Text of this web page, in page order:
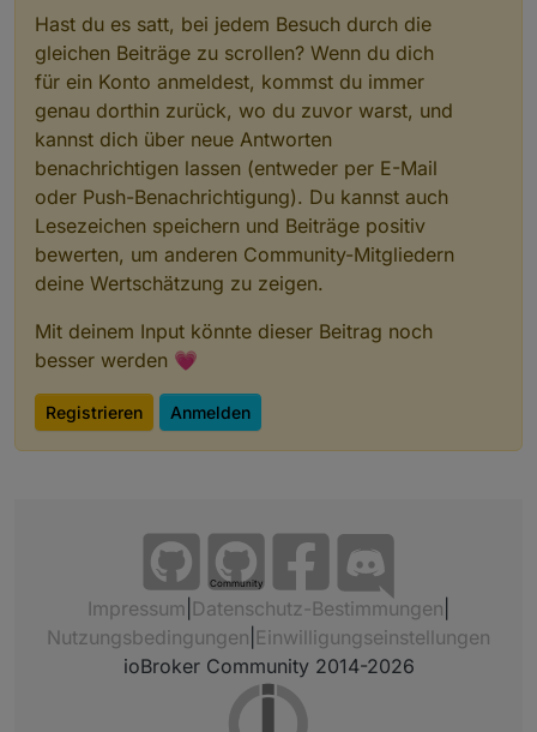
App auf Handy aufrufen
Hast du es satt, bei jedem Besuch durch die
gleichen Beiträge zu scrollen? Wenn du dich
für ein Konto anmeldest, kommst du immer
genau dorthin zurück, wo du zuvor warst, und
kannst dich über neue Antworten
benachrichtigen lassen (entweder per E-Mail
oder Push-Benachrichtigung). Du kannst auch
Lesezeichen speichern und Beiträge positiv
bewerten, um anderen Community-Mitgliedern
deine Wertschätzung zu zeigen.
Mit deinem Input könnte dieser Beitrag noch
besser werden 💗
Registrieren Anmelden
Community
Impressum Datenschutz-Bestimmungen
Nutzungsbedingungen Einwilligungseinstellungen
ioBroker Community 2014-2026